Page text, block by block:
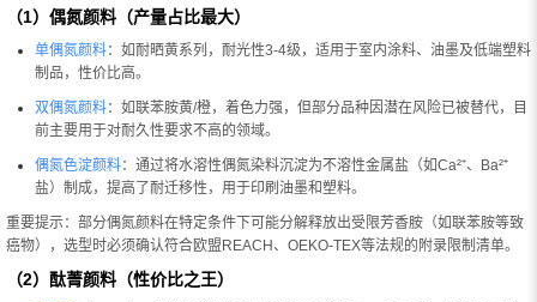
（1）偶氮颜料（产量占比最大）
单偶氮颜料：如耐晒黄系列，耐光性3-4级，适用于室内涂料、油墨及低端塑料
制品，性价比高。
双偶氮颜料：如联苯胺黄/橙，着色力强，但部分品种因潜在风险已被替代，目
前主要用于对耐久性要求不高的领域。
偶氮色淀颜料：通过将水溶性偶氮染料沉淀为不溶性金属盐（如Ca²⁺、Ba²⁺
盐）制成，提高了耐迁移性，用于印刷油墨和塑料。
重要提示：部分偶氮颜料在特定条件下可能分解释放出受限芳香胺（如联苯胺等致
癌物），选型时必须确认符合欧盟REACH、OEKO-TEX等法规的附录限制清单。
（2）酞菁颜料（性价比之王）